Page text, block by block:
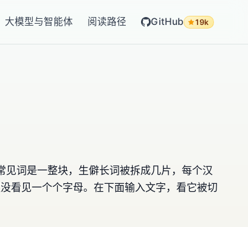
大模型与智能体 阅读路径 GitHub 19k
词是一整块，生僻长词被拆成几片，每个汉
看见一个个字母。在下面输入文字，看它被切